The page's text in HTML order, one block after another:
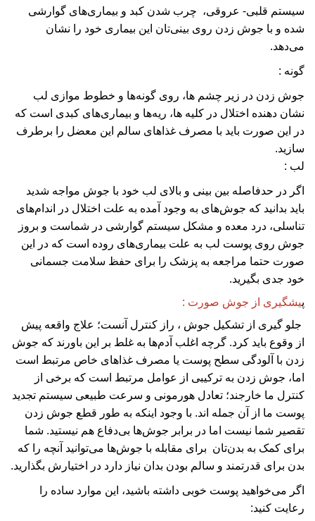
سیستم قلبی- عروقی، چرب شدن کبد و بیماری‌های گوارشی
شده و با جوش زدن روی بینی‌تان این بیماری خود را نشان
می‌دهد.
گونه :
جوش زدن در زیر چشم ها، روی گونه‌ها و خطوط موازی لب
نشان دهنده اختلال در کلیه ها، ریه‌ها و بیماری‌های کبدی است که
در این صورت باید با مصرف غذاهای سالم این معضل را برطرف
سازید.
لب :
اگر در حدفاصله بین بینی و بالای لب خود با جوش مواجه شدید
باید بدانید که جوش‌های به وجود آمده به علت اختلال در اندام‌های
تناسلی، درد معده و مشکل سیستم گوارشی در شماست و بروز
جوش روی پوست لب به علت بیماری‌های روده است که در این
صورت حتما مراجعه به پزشک را برای حفظ سلامت جسمانی
خود جدی بگیرید.
پیشگیری از جوش صورت :
جلو گیری از تشکیل جوش ، راز کنترل آنست؛ علاج واقعه پیش
از وقوع باید کرد. گرچه اغلب آدم‌ها به غلط بر این باورند که جوش
زدن با آلودگی سطح پوست یا مصرف غذاهای خاص مرتبط است
اما، جوش زدن به ترکیبی از عوامل مرتبط است که برخی از
کنترل ما خارجند؛ تعادل هورمونی و سرعت طبیعی سیستم تجدید
پوست ما از آن جمله‌ اند. با وجود اینکه به طور قطع جوش زدن
تقصیر شما نیست اما در برابر جوش‌ها بی‌دفاع هم نیستید. شما
برای کمک به بدن‌تان برای مقابله با جوش‌ها می‌توانید آنچه را که
بدن برای قدرتمند و سالم بودن بدان نیاز دارد در اختیارش بگذارید.
اگر می‌خواهید پوست خوبی داشته باشید، این موارد ساده را
رعایت کنید: